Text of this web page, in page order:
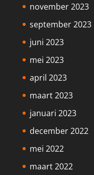
november 2023
september 2023
juni 2023
mei 2023
april 2023
maart 2023
januari 2023
december 2022
mei 2022
maart 2022